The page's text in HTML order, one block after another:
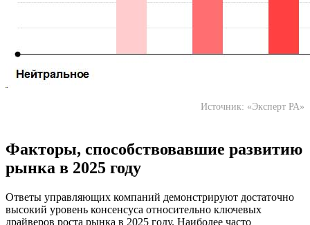
Источник: «Эксперт РА»
Факторы, способствовавшие развитию
рынка в 2025 году
Ответы управляющих компаний демонстрируют достаточно
высокий уровень консенсуса относительно ключевых
драйверов роста рынка в 2025 году. Наиболее часто